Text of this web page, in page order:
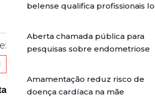
belense qualifica profissionais
Aberta chamada pública para
pesquisas sobre endometriose
Amamentação reduz risco de
doença cardíaca na mãe